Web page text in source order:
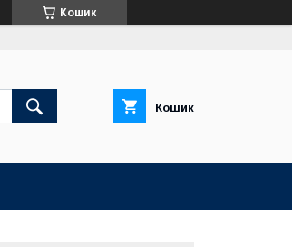
Кошик
Кошик